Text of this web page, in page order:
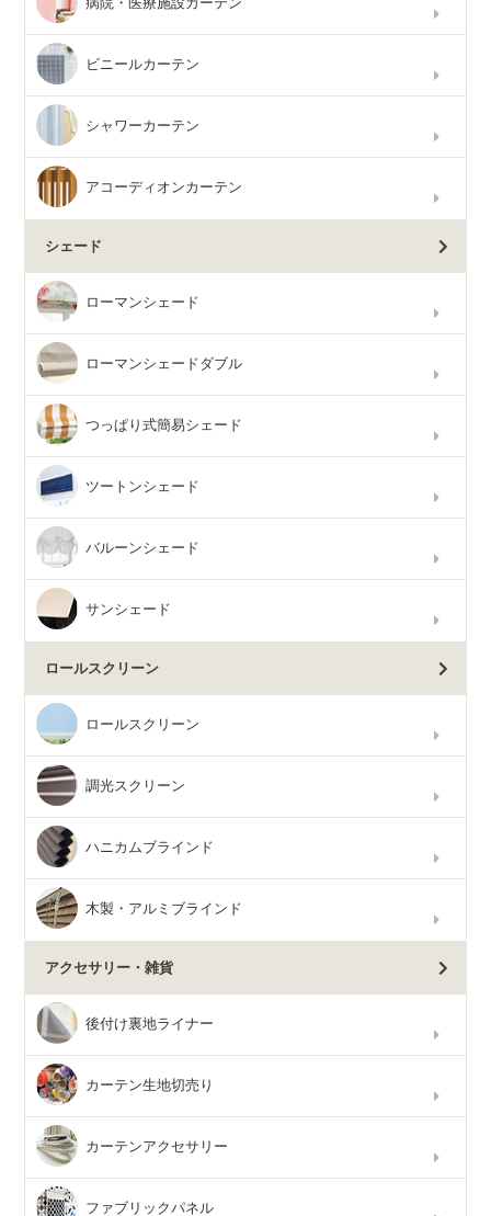
ビニールカーテン
シャワーカーテン
アコーディオンカーテン
シェード
ローマンシェード
ローマンシェードダブル
つっぱり式簡易シェード
ツートンシェード
バルーンシェード
サンシェード
ロールスクリーン
ロールスクリーン
調光スクリーン
ハニカムブラインド
木製・アルミブラインド
アクセサリー・雑貨
後付け裏地ライナー
カーテン生地切売り
カーテンアクセサリー
ファブリックパネル